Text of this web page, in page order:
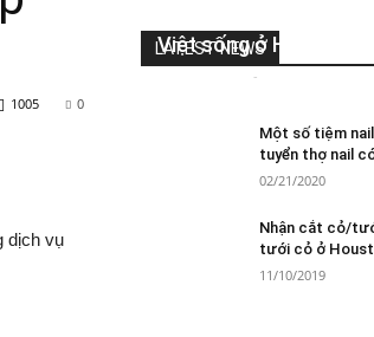
0
1005
dịch vụ
LATEST NEWS
Việt sống ở Houston
-
Một số tiệm
tuyển thợ nail
02/21/2020
Nhận cắt cỏ/
tưới cỏ ở
11/10/2019